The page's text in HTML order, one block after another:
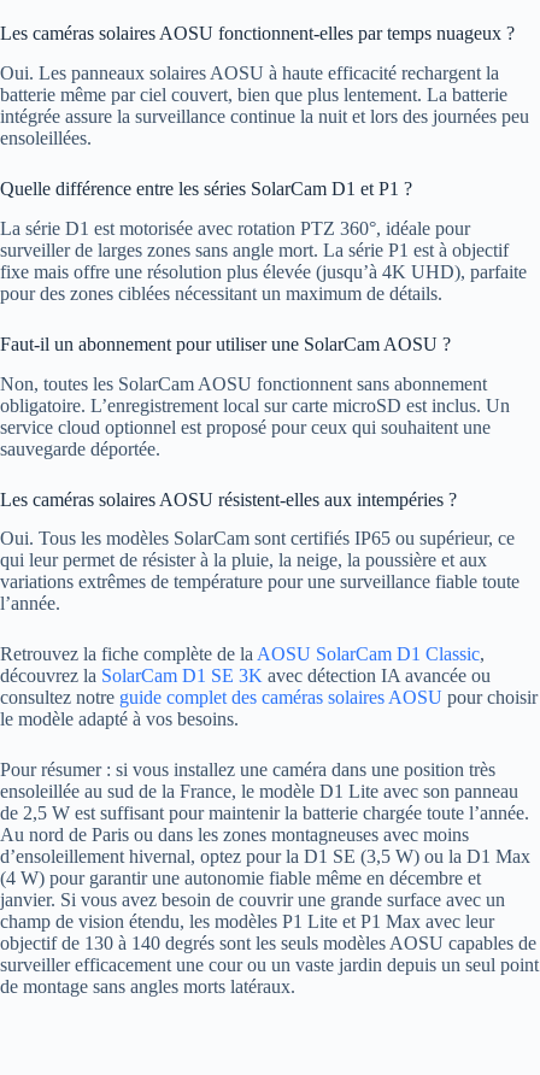
Les caméras solaires AOSU fonctionnent-elles par temps nuageux ?
Oui. Les panneaux solaires AOSU à haute efficacité rechargent la
batterie même par ciel couvert, bien que plus lentement. La batterie
intégrée assure la surveillance continue la nuit et lors des journées peu
ensoleillées.
Quelle différence entre les séries SolarCam D1 et P1 ?
La série D1 est motorisée avec rotation PTZ 360°, idéale pour
surveiller de larges zones sans angle mort. La série P1 est à objectif
fixe mais offre une résolution plus élevée (jusqu’à 4K UHD), parfaite
pour des zones ciblées nécessitant un maximum de détails.
Faut-il un abonnement pour utiliser une SolarCam AOSU ?
Non, toutes les SolarCam AOSU fonctionnent sans abonnement
obligatoire. L’enregistrement local sur carte microSD est inclus. Un
service cloud optionnel est proposé pour ceux qui souhaitent une
sauvegarde déportée.
Les caméras solaires AOSU résistent-elles aux intempéries ?
Oui. Tous les modèles SolarCam sont certifiés IP65 ou supérieur, ce
qui leur permet de résister à la pluie, la neige, la poussière et aux
variations extrêmes de température pour une surveillance fiable toute
l’année.
Retrouvez la fiche complète de la AOSU SolarCam D1 Classic,
découvrez la SolarCam D1 SE 3K avec détection IA avancée ou
consultez notre guide complet des caméras solaires AOSU pour choisir
le modèle adapté à vos besoins.
Pour résumer : si vous installez une caméra dans une position très
ensoleillée au sud de la France, le modèle D1 Lite avec son panneau
de 2,5 W est suffisant pour maintenir la batterie chargée toute l’année.
Au nord de Paris ou dans les zones montagneuses avec moins
d’ensoleillement hivernal, optez pour la D1 SE (3,5 W) ou la D1 Max
(4 W) pour garantir une autonomie fiable même en décembre et
janvier. Si vous avez besoin de couvrir une grande surface avec un
champ de vision étendu, les modèles P1 Lite et P1 Max avec leur
objectif de 130 à 140 degrés sont les seuls modèles AOSU capables de
surveiller efficacement une cour ou un vaste jardin depuis un seul point
de montage sans angles morts latéraux.